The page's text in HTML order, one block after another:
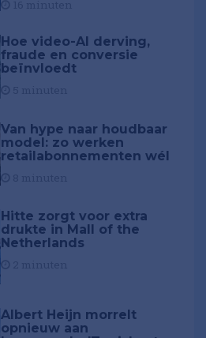
Hoe video-AI derving,
fraude en conversie
beïnvloedt
Van hype naar houdbaar
model: zo werken
retailabonnementen wél
Hitte zorgt voor extra
drukte in Mall of the
Netherlands
Albert Heijn morrelt
opnieuw aan